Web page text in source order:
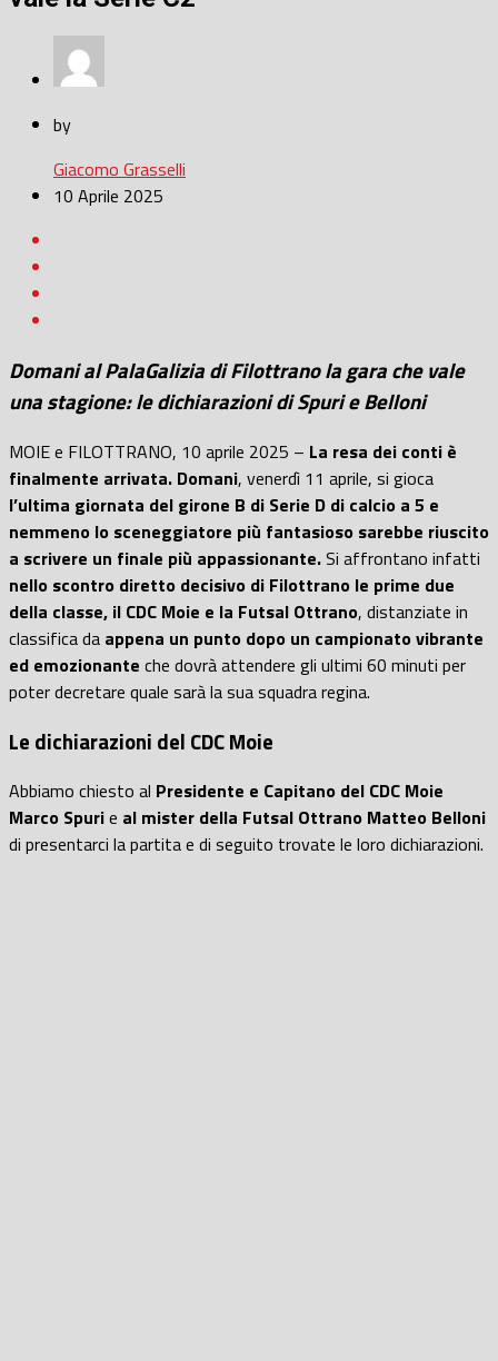
by
Giacomo Grasselli
10 Aprile 2025
Domani al PalaGalizia di Filottrano la gara che vale
una stagione: le dichiarazioni di Spuri e Belloni
MOIE e FILOTTRANO, 10 aprile 2025 – La resa dei conti è
finalmente arrivata. Domani, venerdì 11 aprile, si gioca
l’ultima giornata del girone B di Serie D di calcio a 5 e
nemmeno lo sceneggiatore più fantasioso sarebbe riuscito
a scrivere un finale più appassionante.Si affrontano infatti
nello scontro diretto decisivo di Filottrano le prime due
della classe, il CDC Moie e la Futsal Ottrano, distanziate in
classifica da appena un punto dopo un campionato vibrante
ed emozionante che dovrà attendere gli ultimi 60 minuti per
poter decretare quale sarà la sua squadra regina.
Le dichiarazioni del CDC Moie
Abbiamo chiesto al Presidente e Capitano del CDC Moie
Marco Spurie al mister della Futsal Ottrano Matteo Belloni
di presentarci la partita e di seguito trovate le loro dichiarazioni.